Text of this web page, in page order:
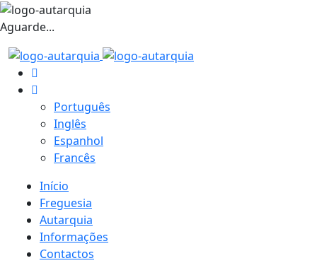
Aguarde...
Português
Inglês
Espanhol
Francês
Início
Freguesia
Autarquia
Informações
Contactos